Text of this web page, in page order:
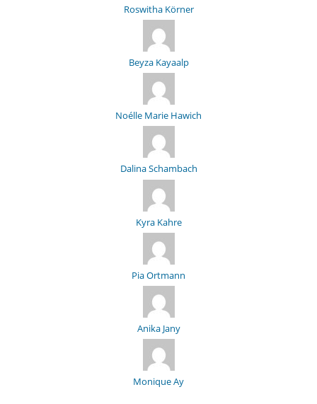
Roswitha Körner
Beyza Kayaalp
Noélle Marie Hawich
Dalina Schambach
Kyra Kahre
Pia Ortmann
Anika Jany
Monique Ay